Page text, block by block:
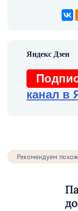
канал в
Рекомендуем